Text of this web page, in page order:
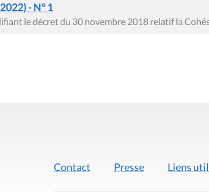
- N° 1
le décret du 30 novembre 2018 relatif la
Contact Presse Liens